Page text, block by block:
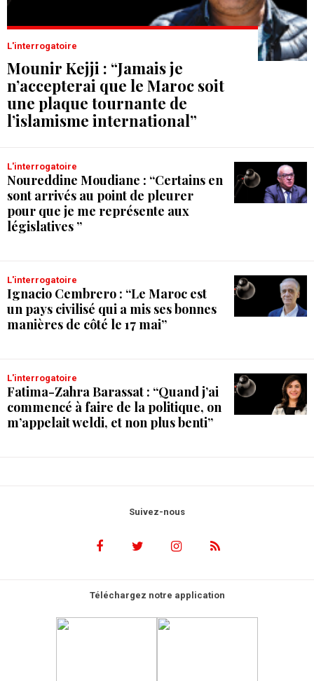
L'interrogatoire
Mounir Kejji : “Jamais je
n’accepterai que le Maroc soit
une plaque tournante de
l’islamisme international”
L'interrogatoire
Noureddine Moudiane : “Certains en
sont arrivés au point de pleurer
pour que je me représente aux
législatives ”
L'interrogatoire
Ignacio Cembrero : “Le Maroc est
un pays civilisé qui a mis ses bonnes
manières de côté le 17 mai”
L'interrogatoire
Fatima-Zahra Barassat : “Quand j’ai
commencé à faire de la politique, on
m’appelait weldi, et non plus benti”
Suivez-nous
Téléchargez notre application